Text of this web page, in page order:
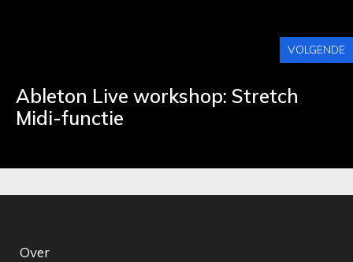
VOLGENDE
Ableton Live workshop: Stretch
Midi-functie
Over